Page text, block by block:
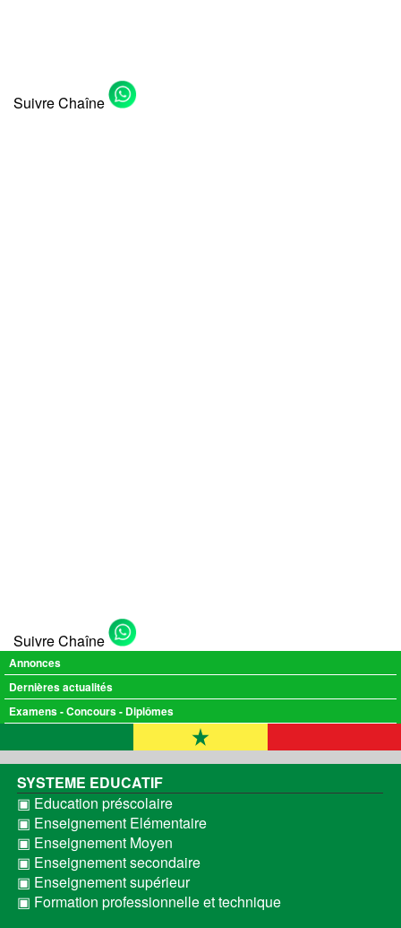
Suivre Chaîne
Suivre Chaîne
Annonces
Dernières actualités
Examens - Concours - Diplômes
SYSTEME EDUCATIF
▣ Education préscolaire
▣ Enseignement Elémentaire
▣ Enseignement Moyen
▣ Enseignement secondaire
▣ Enseignement supérieur
▣ Formation professionnelle et technique